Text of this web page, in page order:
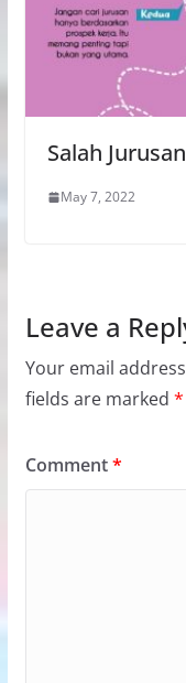
Salah
May 7, 2022
Leave a
Your email
fields are marked *
Comment*